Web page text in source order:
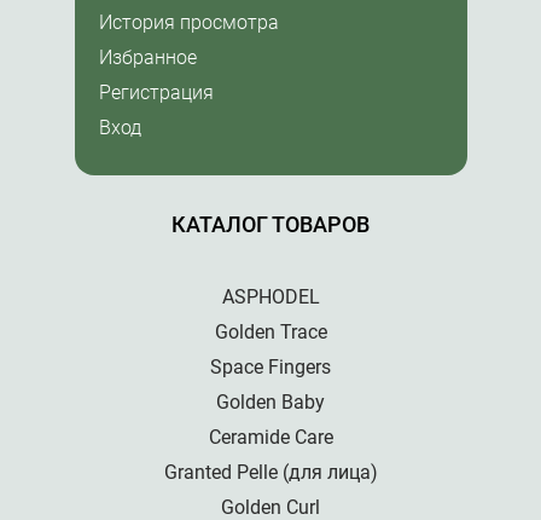
КАТАЛОГ ТОВАРОВ
ASPHODEL
Golden Trace
Space Fingers
Golden Baby
Ceramide Care
Granted Pelle (для лица)
Golden Curl
История просмотра
Избранное
Регистрация
Вход